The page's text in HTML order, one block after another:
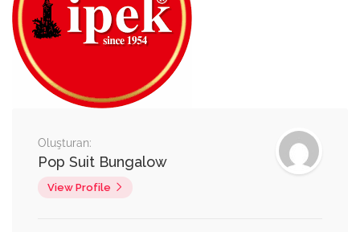
Oluşturan:
Pop Suit Bungalow
View Profile